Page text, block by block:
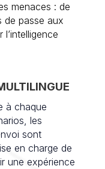
menaces : de
de passe aux
à chaque
les
sont
en charge de
une expérience